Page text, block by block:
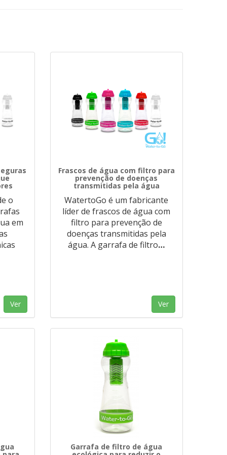
o
em
Ver
Frascos de água com filtro para
prevenção de doenças
transmitidas pela água
WatertoGo é um fabricante
líder de frascos de água com
filtro para prevenção de
doenças transmitidas pela
água. A garrafa de filtro…
Ver
Garrafa de filtro de água